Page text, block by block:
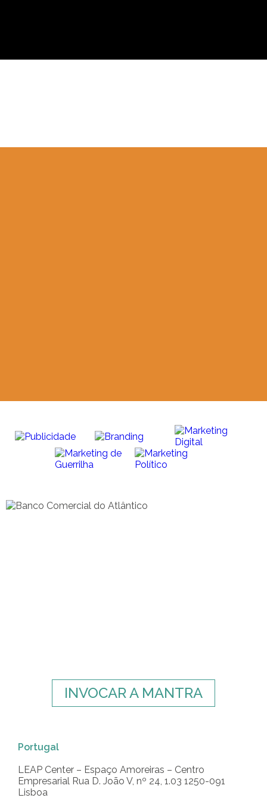
INVOCAR A MANTRA
Portugal
LEAP Center – Espaço Amoreiras – Centro
Empresarial Rua D. João V, nº 24, 1.03 1250-091
Lisboa